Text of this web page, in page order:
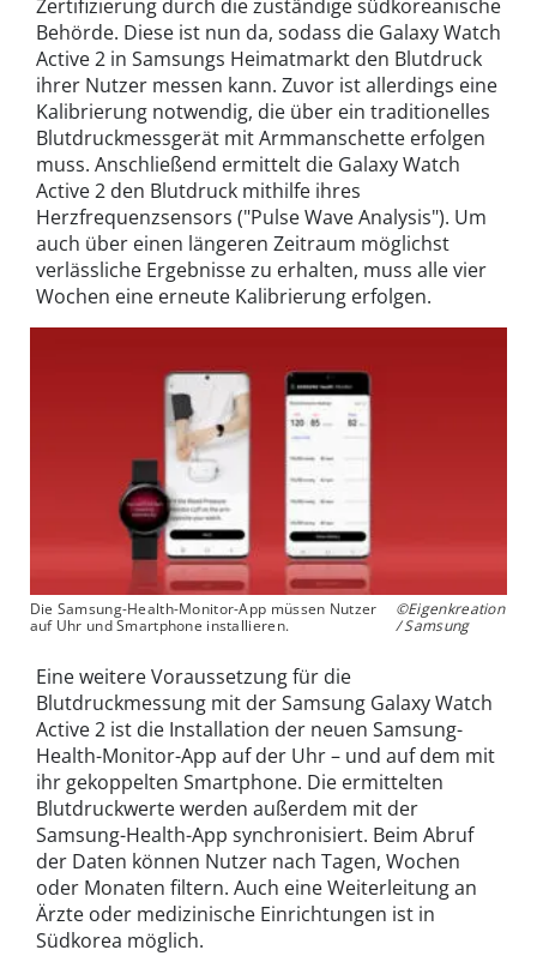
Zertifizierung durch die zuständige südkoreanische
Behörde. Diese ist nun da, sodass die Galaxy Watch
Active 2 in Samsungs Heimatmarkt den Blutdruck
ihrer Nutzer messen kann. Zuvor ist allerdings eine
Kalibrierung notwendig, die über ein traditionelles
Blutdruckmessgerät mit Armmanschette erfolgen
muss. Anschließend ermittelt die Galaxy Watch
Active 2 den Blutdruck mithilfe ihres
Herzfrequenzsensors ("Pulse Wave Analysis"). Um
auch über einen längeren Zeitraum möglichst
verlässliche Ergebnisse zu erhalten, muss alle vier
Wochen eine erneute Kalibrierung erfolgen.
Die Samsung-Health-Monitor-App müssen Nutzer
auf Uhr und Smartphone installieren.
©Eigenkreation
/ Samsung
Eine weitere Voraussetzung für die
Blutdruckmessung mit der Samsung Galaxy Watch
Active 2 ist die Installation der neuen Samsung-
Health-Monitor-App auf der Uhr – und auf dem mit
ihr gekoppelten Smartphone. Die ermittelten
Blutdruckwerte werden außerdem mit der
Samsung-Health-App synchronisiert. Beim Abruf
der Daten können Nutzer nach Tagen, Wochen
oder Monaten filtern. Auch eine Weiterleitung an
Ärzte oder medizinische Einrichtungen ist in
Südkorea möglich.